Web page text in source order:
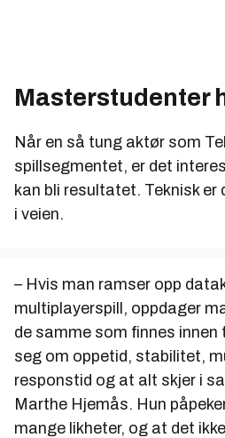
Masterstudenter
Når en så tung aktør som
spillsegmentet, er det
kan bli resultatet. Teknisk er
i veien.
– Hvis man ramser opp
multiplayerspill, oppdager
de samme som finnes innen
seg om oppetid, stabilitet,
responstid og at alt skjer i
Marthe Hjemås. Hun
mange likheter, og at det